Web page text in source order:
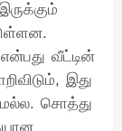
வீட்டின்
இது
சொத்து